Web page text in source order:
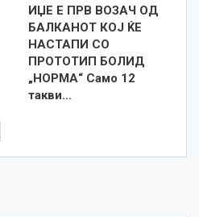
ИЏЕ Е ПРВ ВОЗАЧ ОД
БАЛКАНОТ КОЈ ЌЕ
НАСТАПИ СО
ПРОТОТИП БОЛИД
„НОРМА“ Само 12
такви…